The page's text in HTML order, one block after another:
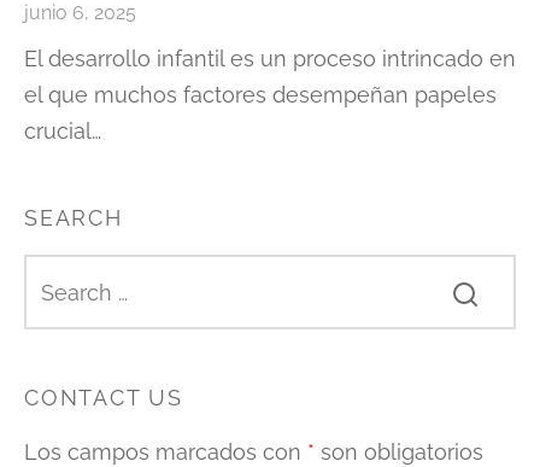
junio 6, 2025
El desarrollo infantil es un proceso intrincado en
el que muchos factores desempeñan papeles
crucial…
SEARCH
CONTACT US
Los campos marcados con * son obligatorios